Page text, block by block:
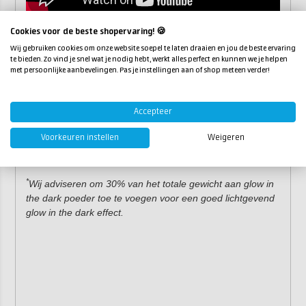
Eigenschappen
Dosering:5-40%*
Kleuren:
Groen
Kobaltblauw (donker)
Aquamarijn blauw (licht)
*Wij adviseren om 30% van het totale gewicht aan glow in
the dark poeder toe te voegen voor een goed lichtgevend
glow in the dark effect.
Cookies voor de beste shopervaring! 🍪
Wij gebruiken cookies om onze website soepel te laten draaien en jou de beste ervaring
te bieden. Zo vind je snel wat je nodig hebt, werkt alles perfect en kunnen we je helpen
met persoonlijke aanbevelingen. Pas je instellingen aan of shop meteen verder!
Accepteer
Voorkeuren instellen Weigeren